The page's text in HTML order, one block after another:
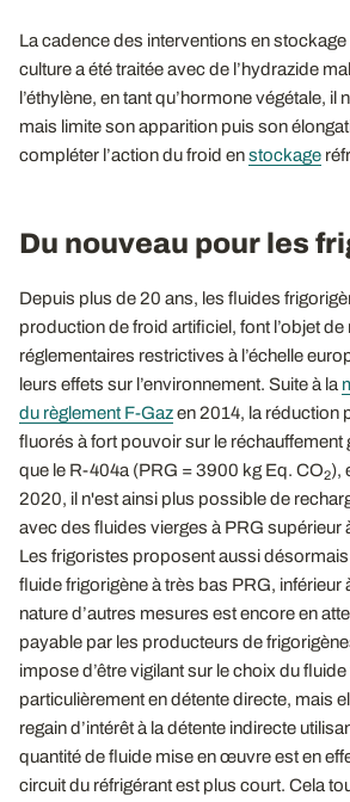
La cadence des interventions en stockage
culture a été traitée avec de l’hydrazide
l’éthylène, en tant qu’hormone végétale, il
mais limite son apparition puis son
compléter l’action du froid enstockage
Du nouveau pour les
Depuis plus de 20 ans, les fluides
production de froid artificiel, font l’objet de
réglementaires restrictives à l’échelle
leurs effets sur l’environnement. Suite à la
du règlement F-Gazen 2014, la réduction
fluorés à fort pouvoir sur le réchauffement
que le R-404a (PRG = 3900 kg Eq. CO2),
2020, il n'est ainsi plus possible de
avec des fluides vierges à PRG supérieur
Les frigoristes proposent aussi
fluide frigorigène à très bas PRG, inférieur
nature d’autres mesures est encore en
payable par les producteurs de
impose d’être vigilant sur le choix du
particulièrement en détente directe, mais
regain d’intérêt à la détente indirecte
quantité de fluide mise en œuvre est en
circuit du réfrigérant est plus court. Cela